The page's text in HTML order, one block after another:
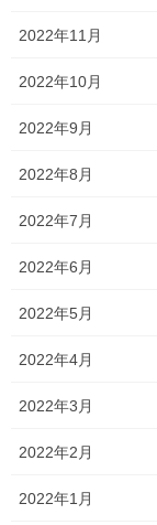
2022年11月
2022年10月
2022年9月
2022年8月
2022年7月
2022年6月
2022年5月
2022年4月
2022年3月
2022年2月
2022年1月